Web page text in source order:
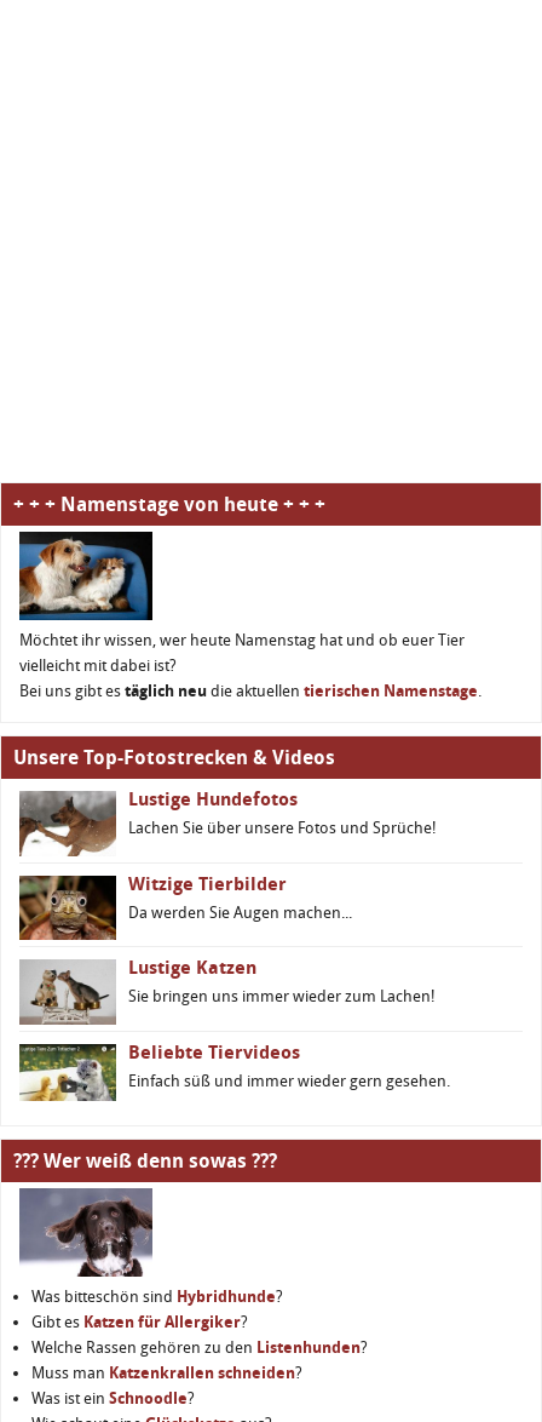
+ + + Namenstage von heute + + +
Möchtet ihr wissen, wer heute Namenstag hat und ob euer Tier
vielleicht mit dabei ist?
Bei uns gibt es täglich neu die aktuellen tierischen Namenstage.
Unsere Top-Fotostrecken & Videos
Lustige Hundefotos
Lachen Sie über unsere Fotos und Sprüche!
Witzige Tierbilder
Da werden Sie Augen machen...
Lustige Katzen
Sie bringen uns immer wieder zum Lachen!
Beliebte Tiervideos
Einfach süß und immer wieder gern gesehen.
??? Wer weiß denn sowas ???
Was bitteschön sind Hybridhunde?
Gibt es Katzen für Allergiker?
Welche Rassen gehören zu den Listenhunden?
Muss man Katzenkrallen schneiden?
Was ist ein Schnoodle?